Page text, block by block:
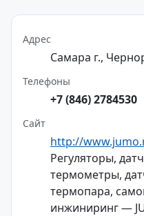
Адрес
Самара г.,
Телефоны
+7 (846) 2784530
Сайт
http://
Регуляторы,
термометры,
термопара,
инжиниринг —